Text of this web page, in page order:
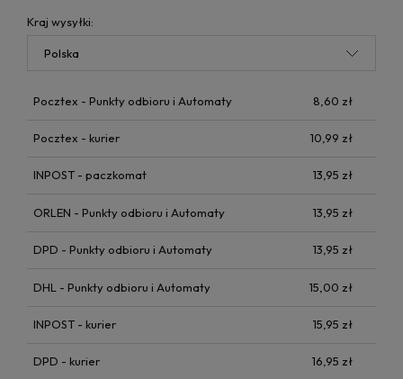
Kraj wysyłki:
Pocztex - Punkty odbioru i Automaty 8,60 zł
Pocztex - kurier 10,99 zł
INPOST - paczkomat 13,95 zł
ORLEN - Punkty odbioru i Automaty 13,95 zł
DPD - Punkty odbioru i Automaty 13,95 zł
DHL - Punkty odbioru i Automaty 15,00 zł
INPOST - kurier 15,95 zł
DPD - kurier 16,95 zł